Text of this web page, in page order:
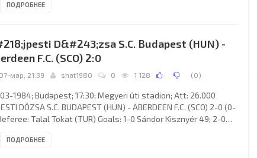
Ronald “Big Ron” Ernest Atkinson): Gary Bailey, Mike
Hughes 71). C.F. BARCELONA (coach: César
ПОДРОБНЕЕ
D&#243;zsa S.C. Budapest (HUN) -
F.C. (SCO) 2:0
07-мар, 21:39 shat1980 0 1 128 (0)
1984; Budapest; 17:30; Megyeri úti stadion; Att: 26.000
DÓZSA S.C. BUDAPEST (HUN) - ABERDEEN F.C. (SCO) 2-0 (0-
Talal Tokat (TUR) Goals: 1-0 Sándor Kisznyér 49; 2-0
Szendrei, Béla Kovács, József Kovács, József Tóth, Sándor
ПОДРОБНЕЕ